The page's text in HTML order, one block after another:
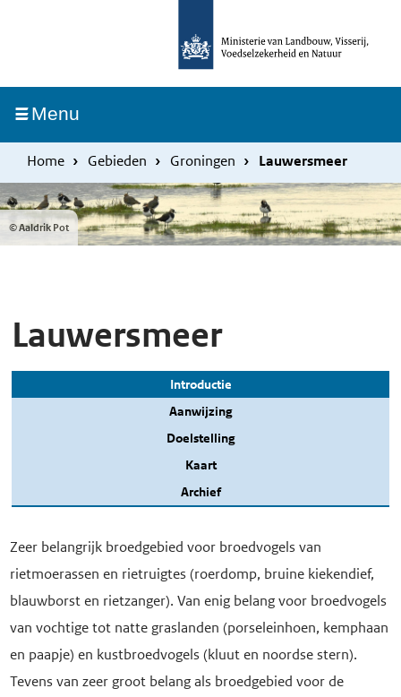
inhoud
gaan
MenuIngeklapt
Home Gebieden Groningen Lauwersmeer
© Aaldrik Pot
Lauwersmeer
Introductie
Aanwijzing
Doelstelling
Kaart
Archief
Zeer belangrijk broedgebied voor broedvogels van
rietmoerassen en rietruigtes (roerdomp, bruine kiekendief,
blauwborst en rietzanger). Van enig belang voor broedvogels
van vochtige tot natte graslanden (porseleinhoen, kemphaan
en paapje) en kustbroedvogels (kluut en noordse stern).
Tevens van zeer groot belang als broedgebied voor de